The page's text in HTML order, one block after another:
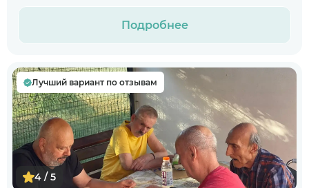
Подробнее
Лучший вариант по отзывам
4 / 5
Когда планируете размещение в